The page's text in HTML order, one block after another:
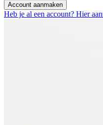
Account aanmaken
Heb je al een account? Hier